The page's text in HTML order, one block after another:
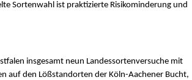
Sortenwahl ist praktizierte Risikominderung und
insgesamt neun Landessortenversuche mit
auf den Lößstandorten der Köln-Aachener Bucht,